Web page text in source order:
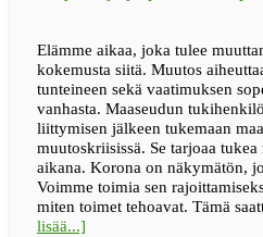
Elämme aikaa, joka tulee
kokemusta siitä. Muutos
tunteineen sekä vaatimuksen
vanhasta. Maaseudun
liittymisen jälkeen tukemaan
muutoskriisissä. Se tarjoaa
aikana. Korona on näkymätön,
Voimme toimia sen
miten toimet tehoavat. Tämä
lisää...]